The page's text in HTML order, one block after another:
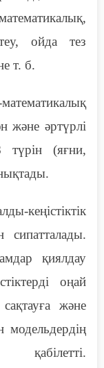
ойда тез
т. б.
және әртүрлі
түрін (яғни,
кеңістіктік
қиялдау
оңай
және
модельдердің
қабілетті.